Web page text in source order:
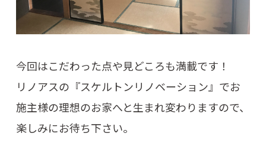
今回はこだわった点や見どころも満載です！
リノアスの『スケルトンリノベーション』でお
施主様の理想のお家へと生まれ変わりますので、
楽しみにお待ち下さい。